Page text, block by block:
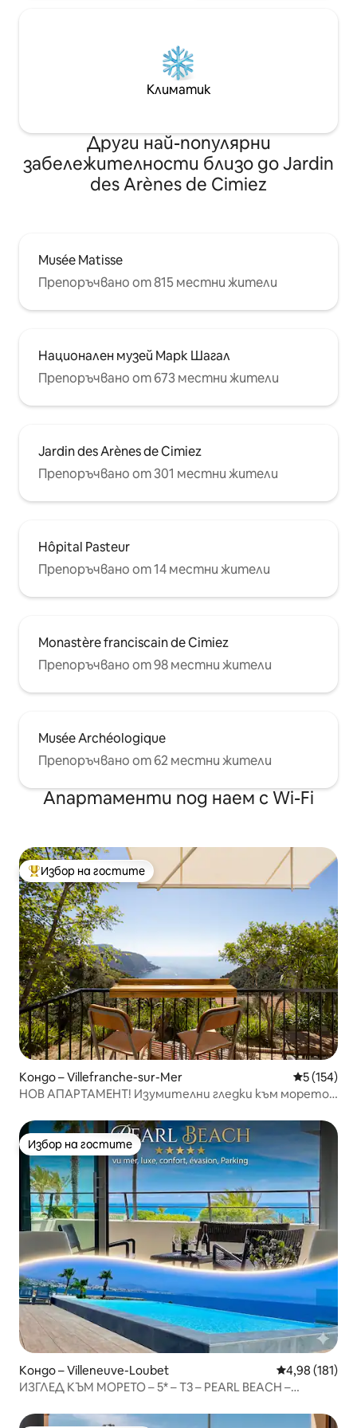
Климатик
Други най-популярни
забележителности близо до Jardin
des Arènes de Cimiez
Musée Matisse
Препоръчвано от 815 местни жители
Национален музей Марк Шагал
Препоръчвано от 673 местни жители
Jardin des Arènes de Cimiez
Препоръчвано от 301 местни жители
Hôpital Pasteur
Препоръчвано от 14 местни жители
Monastère franciscain de Cimiez
Препоръчвано от 98 местни жители
Musée Archéologique
Препоръчвано от 62 местни жители
Апартаменти под наем с Wi-Fi
Най-популярен избор на гостите
Избор на гостите
Кондо – Villefranche-sur-Mer Средна
5 (154)
НОВ АПАРТАМЕНТ! Изумителни гледки към морето,
Избор на гостите
Избор на гостите
Кондо – Villeneuve-Loubet Средна
4,98 (181)
ИЗГЛЕД КЪМ МОРЕТО – 5* – T3 – PEARL BEACH –